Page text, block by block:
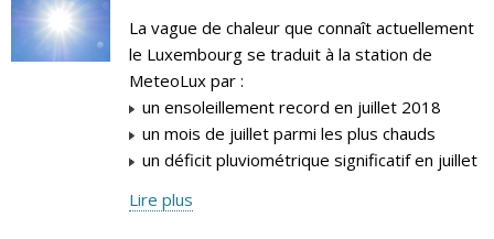
La vague de chaleur que connaît actuellement
le Luxembourg se traduit à la station de
MeteoLux par :
un ensoleillement record en juillet 2018
un mois de juillet parmi les plus chauds
un déficit pluviométrique significatif en juillet
Lire plus